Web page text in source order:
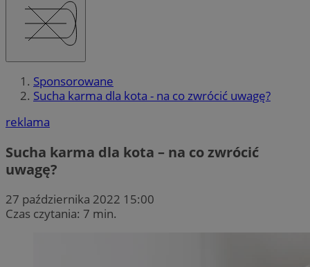
Sponsorowane
Sucha karma dla kota - na co zwrócić uwagę?
reklama
Sucha karma dla kota – na co zwrócić
uwagę?
27 października 2022 15:00
Czas czytania: 7 min.